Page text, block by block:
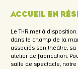
Accueil en
Le THR met à
dans le champ de la
associés son théâtre,
atelier de fabrication.
salle de spectacle,